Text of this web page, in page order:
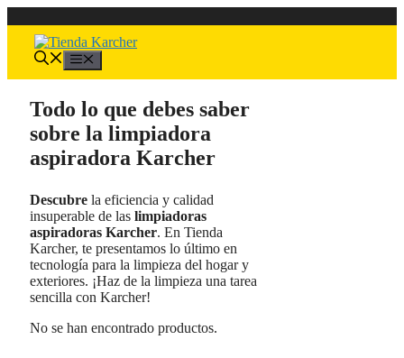
al
contenido
Todo lo que debes saber
sobre la limpiadora
aspiradora Karcher
Descubre la eficiencia y calidad
insuperable de las limpiadoras
aspiradoras Karcher. En Tienda
Karcher, te presentamos lo último en
tecnología para la limpieza del hogar y
exteriores. ¡Haz de la limpieza una tarea
sencilla con Karcher!
No se han encontrado productos.